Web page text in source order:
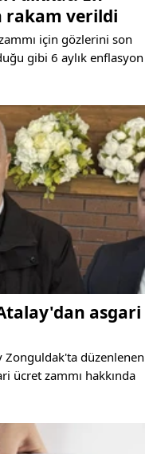
rakam verildi
için gözlerini son
gibi 6 aylık enflasyon
asgari
Zonguldak'ta düzenlenen
ücret zammı hakkında